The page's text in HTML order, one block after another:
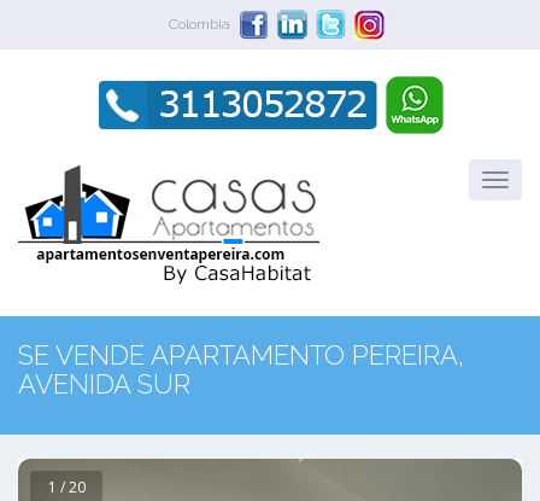
Colombia
SE VENDE APARTAMENTO PEREIRA,
AVENIDA SUR
1 / 20